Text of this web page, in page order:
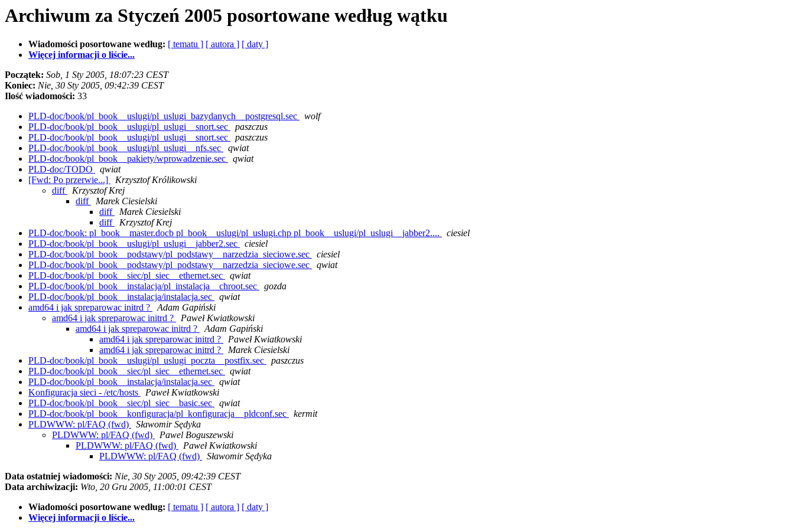
Archiwum za Styczeń 2005 posortowane według wątku
Wiadomości posortowane według: [ tematu ] [ autora ] [ daty ]
Więcej informacji o liście...
Początek: Sob, 1 Sty 2005, 18:07:23 CEST
Koniec: Nie, 30 Sty 2005, 09:42:39 CEST
Ilość wiadomości: 33
PLD-doc/book/pl_book__uslugi/pl_uslugi_bazydanych__postgresql.sec
wolf
PLD-doc/book/pl_book__uslugi/pl_uslugi__snort.sec
paszczus
PLD-doc/book/pl_book__uslugi/pl_uslugi__snort.sec
paszczus
PLD-doc/book/pl_book__uslugi/pl_uslugi__nfs.sec
qwiat
PLD-doc/book/pl_book__pakiety/wprowadzenie.sec
qwiat
PLD-doc/TODO
qwiat
[Fwd: Po przerwie...]
Krzysztof Królikowski
diff
Krzysztof Krej
diff
Marek Ciesielski
diff
Marek Ciesielski
diff
Krzysztof Krej
PLD-doc/book: pl_book__master.docb pl_book__uslugi/pl_uslugi.chp pl_book__uslugi/pl_uslugi__jabber2....
ciesiel
PLD-doc/book/pl_book__uslugi/pl_uslugi__jabber2.sec
ciesiel
PLD-doc/book/pl_book__podstawy/pl_podstawy__narzedzia_sieciowe.sec
ciesiel
PLD-doc/book/pl_book__podstawy/pl_podstawy__narzedzia_sieciowe.sec
qwiat
PLD-doc/book/pl_book__siec/pl_siec__ethernet.sec
qwiat
PLD-doc/book/pl_book__instalacja/pl_instalacja__chroot.sec
gozda
PLD-doc/book/pl_book__instalacja/instalacja.sec
qwiat
amd64 i jak spreparowac initrd ?
Adam Gapiński
amd64 i jak spreparowac initrd ?
Paweł Kwiatkowski
amd64 i jak spreparowac initrd ?
Adam Gapiński
amd64 i jak spreparowac initrd ?
Paweł Kwiatkowski
amd64 i jak spreparowac initrd ?
Marek Ciesielski
PLD-doc/book/pl_book__uslugi/pl_uslugi_poczta__postfix.sec
paszczus
PLD-doc/book/pl_book__siec/pl_siec__ethernet.sec
qwiat
PLD-doc/book/pl_book__instalacja/instalacja.sec
qwiat
Konfiguracja sieci - /etc/hosts
Paweł Kwiatkowski
PLD-doc/book/pl_book__siec/pl_siec__basic.sec
qwiat
PLD-doc/book/pl_book__konfiguracja/pl_konfiguracja__pldconf.sec
kermit
PLDWWW: pl/FAQ (fwd)
Sławomir Sędyka
PLDWWW: pl/FAQ (fwd)
Pawel Boguszewski
PLDWWW: pl/FAQ (fwd)
Paweł Kwiatkowski
PLDWWW: pl/FAQ (fwd)
Sławomir Sędyka
Data ostatniej wiadomości: Nie, 30 Sty 2005, 09:42:39 CEST
Data archiwizacji: Wto, 20 Gru 2005, 11:00:01 CEST
Wiadomości posortowane według: [ tematu ] [ autora ] [ daty ]
Więcej informacji o liście...